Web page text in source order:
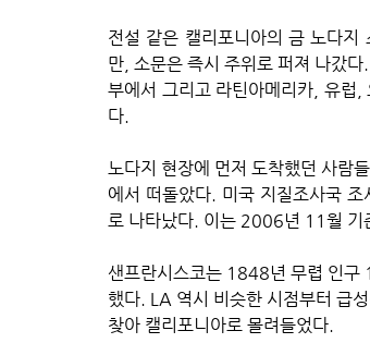
전설 같은 캘리포니아의 금 노다지
만, 소문은 즉시 주위로 퍼져 나갔
부에서 그리고 라틴아메리카, 유럽
다.
노다지 현장에 먼저 도착했던 사람
에서 떠돌았다. 미국 지질조사국
로 나타났다. 이는 2006년 11월 기
샌프란시스코는 1848년 무렵 인구
했다. LA 역시 비슷한 시점부터 급
찾아 캘리포니아로 몰려들었다.